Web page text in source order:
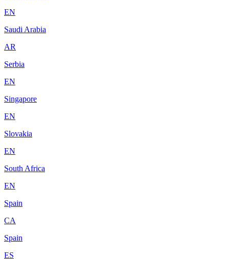
EN
Saudi Arabia
AR
Serbia
EN
Singapore
EN
Slovakia
EN
South Africa
EN
Spain
CA
Spain
ES